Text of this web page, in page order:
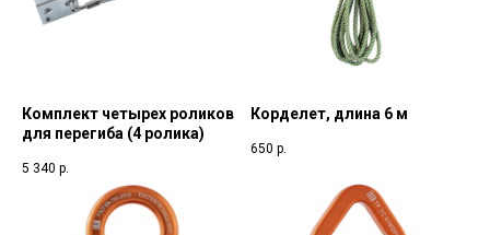
Комплект четырех роликов
для перегиба (4 ролика)
5 340 р.
Корделет, длина 6 м
650 р.